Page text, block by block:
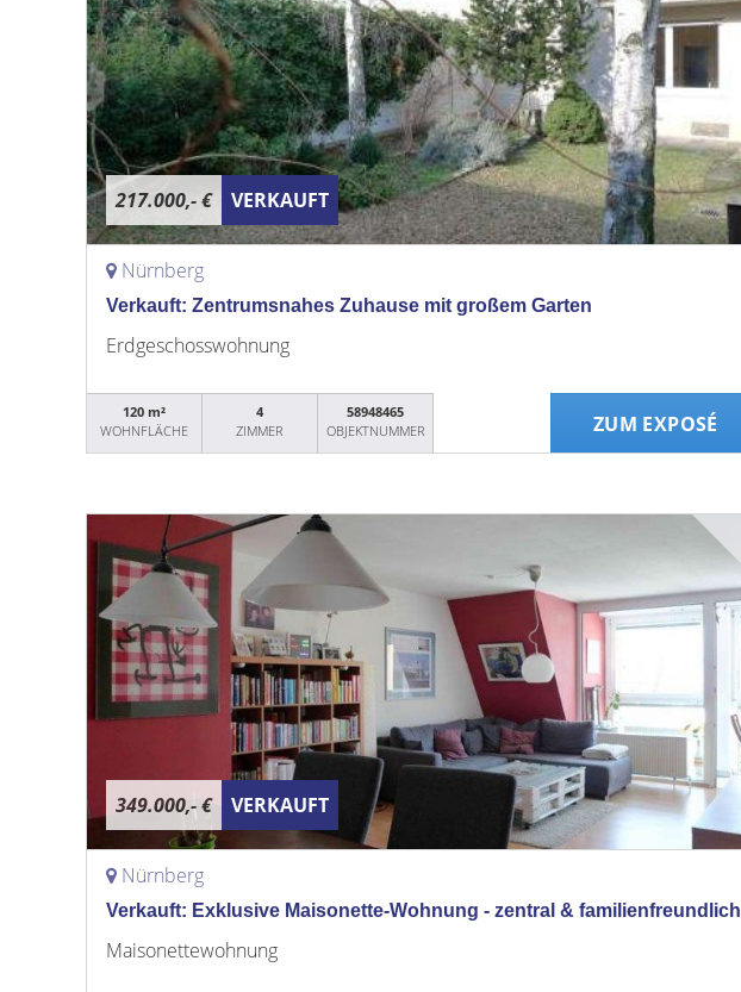
217.000,- € VERKAUFT
Nürnberg
Verkauft: Zentrumsnahes Zuhause mit großem Garten
Erdgeschosswohnung
120 m²
WOHNFLÄCHE
4
ZIMMER
58948465
OBJEKTNUMMER
ZUM EXPOSÉ
349.000,- € VERKAUFT
Nürnberg
Verkauft: Exklusive Maisonette-Wohnung - zentral & familienfreundlich
Maisonettewohnung